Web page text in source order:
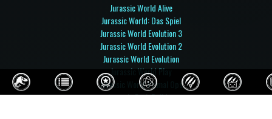
Jurassic World Alive
Jurassic World: Das Spiel
Jurassic World Evolution 3
Jurassic World Evolution 2
Jurassic World Evolution
Jurassic World Play
Jurassic World Primal Ops
Jurassic Park Builder